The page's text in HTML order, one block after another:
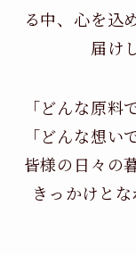
る中、 心を込
届け
「どんな原料
「どんな想い
皆様の日々の
きっかけと